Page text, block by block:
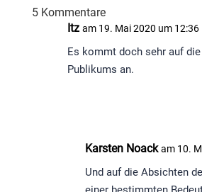
5 Kommentare
Itz am 19. Mai 2020 um 12:36
Es kommt doch sehr auf
Publikums an.
Karsten Noack am 10.
Und auf die Absichten